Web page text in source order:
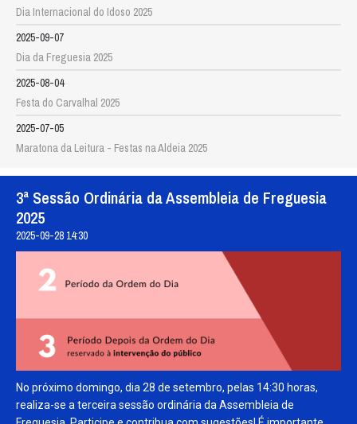
Dia Internacional do Idoso 2025
2025-09-07
Dia da Freguesia 2025
2025-08-04
Festa do Carvalhal 2025
2025-07-05
Maratona da Leitura - Festas na Aldeia 2025
3ª Sessão Ordinária da Assembleia de Freguesia
2025
2025-09-28 14:30
No próximo domingo, dia 28 de setembro, pelas 14:30 horas,
realiza-se a terceira sessão ordinária da Assembleia de